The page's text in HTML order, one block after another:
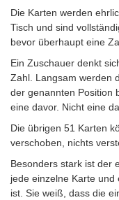
Die Karten werden
Tisch und sind
bevor überhaupt eine
Ein Zuschauer denkt
Zahl. Langsam werden
der genannten Position
eine davor. Nicht eine
Die übrigen 51 Karten
verschoben, nichts
Besonders stark ist der
jede einzelne Karte
ist. Sie weiß, dass die